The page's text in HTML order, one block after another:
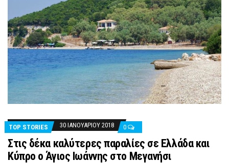
TOP STORIES 30 ΙΑΝΟΥΑΡΊΟΥ 2018 0
Στις δέκα καλύτερες παραλίες σε Ελλάδα και
Κύπρο ο Άγιος Ιωάννης στο Μεγανήσι